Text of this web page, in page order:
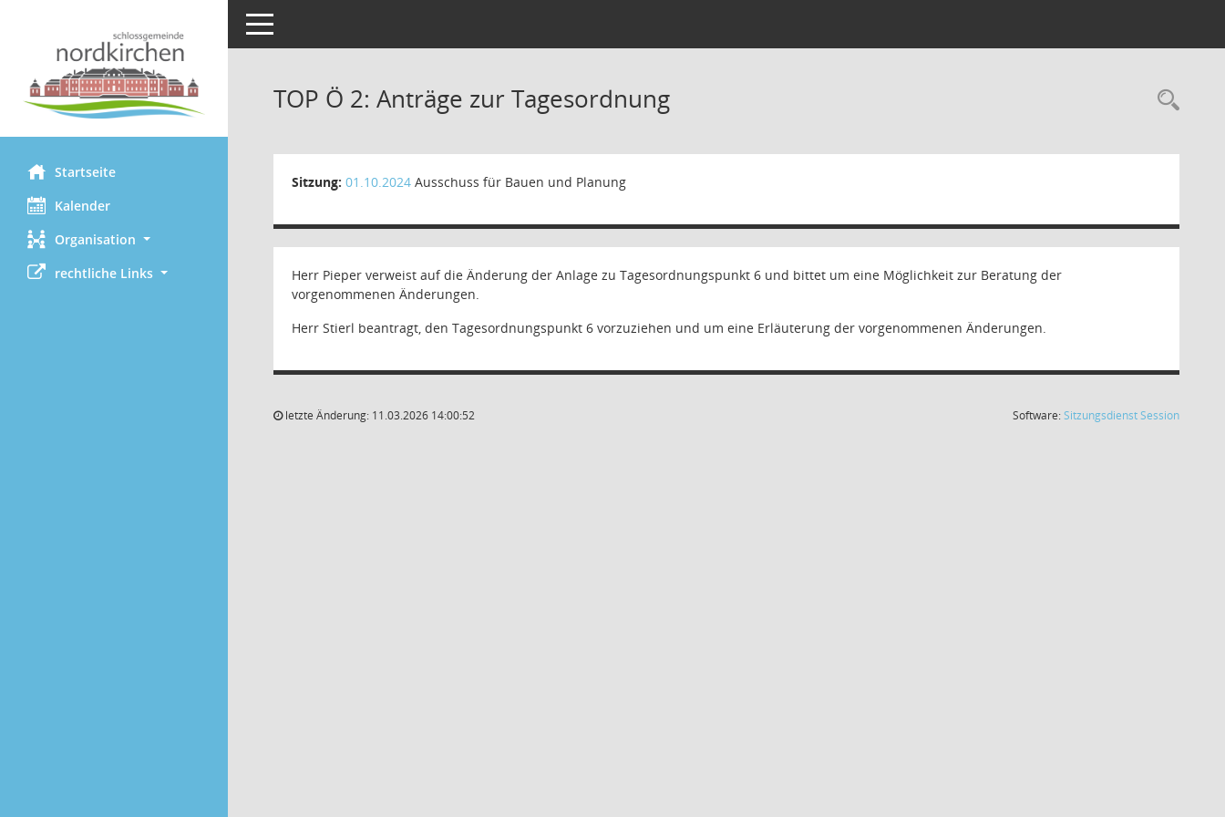
Startseite
Kalender
Organisation
rechtliche Links
Toggle navigation
TOP Ö 2: Anträge zur Tagesordnung
Sitzung: 01.10.2024 Ausschuss für Bauen und Planung
Herr Pieper verweist auf die Änderung der Anlage zu Tagesordnungspunkt 6 und bittet um eine Möglichkeit zur Beratung der
vorgenommenen Änderungen.
Herr Stierl beantragt, den Tagesordnungspunkt 6 vorzuziehen und um eine Erläuterung der vorgenommenen Änderungen.
letzte Änderung: 11.03.2026 14:00:52 Software:SitzungsdienstSession(Wird in